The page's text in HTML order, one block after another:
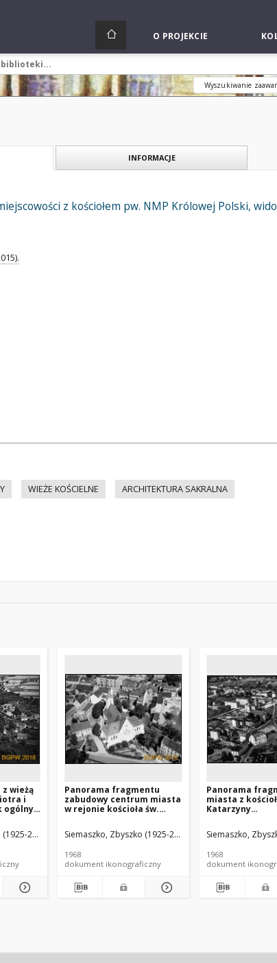
O PROJEKCIE
Wyszukiwanie
INFORMACJE
z kościołem pw. NMP Królowej Polski,
WIEŻE KOŚCIELNE ARCHITEKTURA SAKRALNA
wieżą
i
ogólny
2015).
Panorama fragmentu
zabudowy centrum miasta
w rejonie kościoła św.
szczytem i wieżą kościoła
na pierwszym planie,
południowo-wschodniej,
Nowa Sól
Siemaszko, Zbyszko (1925-2015).
1968
dokument ikonograficzny
Panorama
miasta z
Katarzyny
Chrzciciela,
od strony
Siemaszko,
1968
dokument